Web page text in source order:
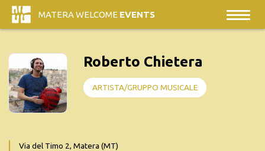
MATERA WELCOME EVENTS
Roberto Chietera
ARTISTA/GRUPPO MUSICALE
Via del Timo 2, Matera (MT)